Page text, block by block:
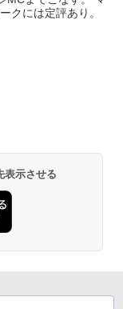
クには定評あり。
表示させる